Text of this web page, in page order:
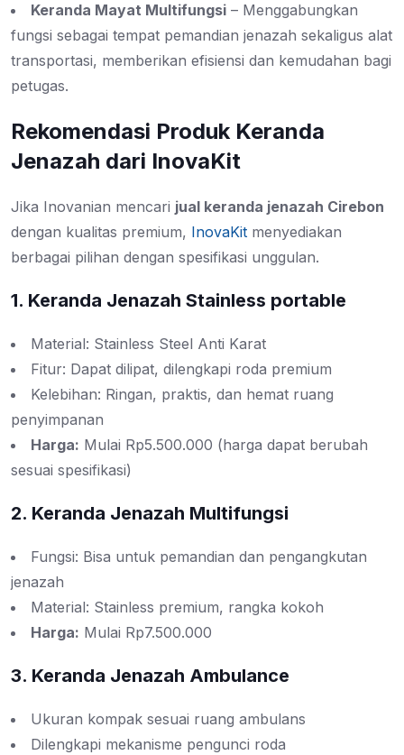
Keranda Mayat Multifungsi – Menggabungkan
fungsi sebagai tempat pemandian jenazah sekaligus alat
transportasi, memberikan efisiensi dan kemudahan bagi
petugas.
Rekomendasi Produk Keranda
Jenazah dari InovaKit
Jika Inovanian mencari jual keranda jenazah Cirebon
dengan kualitas premium, InovaKit menyediakan
berbagai pilihan dengan spesifikasi unggulan.
1. Keranda Jenazah Stainless portable
Material: Stainless Steel Anti Karat
Fitur: Dapat dilipat, dilengkapi roda premium
Kelebihan: Ringan, praktis, dan hemat ruang
penyimpanan
Harga: Mulai Rp5.500.000 (harga dapat berubah
sesuai spesifikasi)
2. Keranda Jenazah Multifungsi
Fungsi: Bisa untuk pemandian dan pengangkutan
jenazah
Material: Stainless premium, rangka kokoh
Harga: Mulai Rp7.500.000
3. Keranda Jenazah Ambulance
Ukuran kompak sesuai ruang ambulans
Dilengkapi mekanisme pengunci roda